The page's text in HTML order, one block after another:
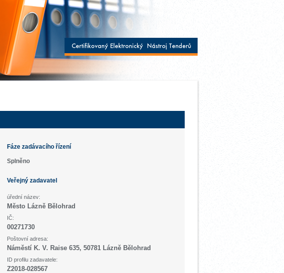
Fáze zadávacího řízení
Splněno
Veřejný zadavatel
úřední název:
Město Lázně Bělohrad
IČ:
00271730
Poštovní adresa:
Náměstí K. V. Raise 635, 50781 Lázně Bělohrad
ID profilu zadavatele:
Z2018-028567